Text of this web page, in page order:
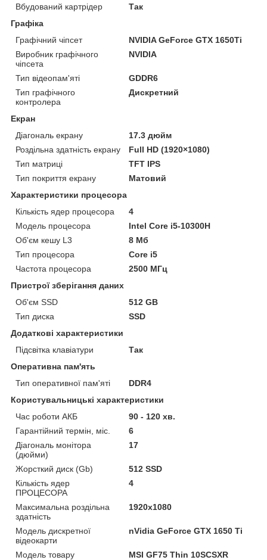
Вбудований картрідер
Так
Графіка
Графічний чіпсет
NVIDIA GeForce GTX 1650Ti
Виробник графічного
чіпсета
NVIDIA
Тип відеопам'яті
GDDR6
Тип графічного
контролера
Дискретний
Екран
Діагональ екрану
17.3 дюйм
Роздільна здатність екрану
Full HD (1920×1080)
Тип матриці
TFT IPS
Тип покриття екрану
Матовий
Характеристики процесора
Кількість ядер процесора
4
Модель процесора
Intel Core i5-10300H
Об'єм кешу L3
8 Мб
Тип процесора
Core i5
Частота процесора
2500 МГц
Пристрої зберігання даних
Об'єм SSD
512 GB
Тип диска
SSD
Додаткові характеристики
Підсвітка клавіатури
Так
Оперативна пам'ять
Тип оперативної пам'яті
DDR4
Користувальницькі характеристики
Час роботи АКБ
90 - 120 хв.
Гарантійний термін, міс.
6
Діагональ монітора
(дюйми)
17
Жорсткий диск (Gb)
512 SSD
Кількість ядер
ПРОЦЕСОРА
4
Максимальна роздільна
здатність
1920x1080
Модель дискретної
відеокарти
nVidia GeForce GTX 1650 Ti
Модель товару
MSI GF75 Thin 10SCSXR